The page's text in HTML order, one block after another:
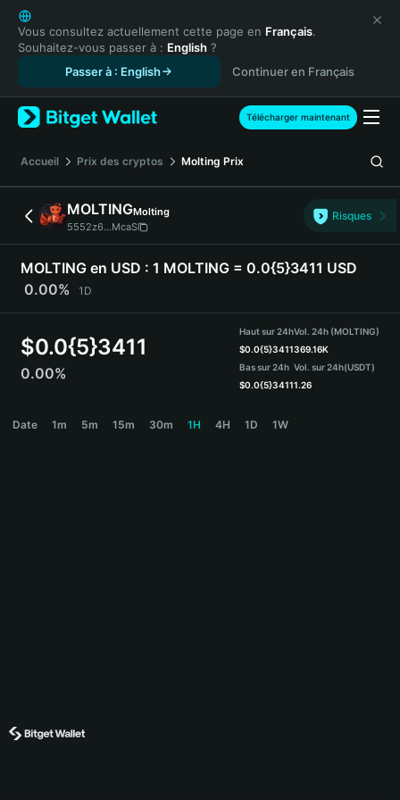
English
日本語
Tiếng Việt
Español (Latinoamérica)
Türkçe
Français
Deutsch
简体中文
繁體中文
Português (Portugal)
Bahasa Indonesia
ภาษาไทย
हिन्दी
Español
Português (Brasil)
Vous consultez actuellement cette page en Français.
Souhaitez-vous passer à : English ?
Passer à : English
Continuer en Français
Télécharger maintenant
Accueil Prix des cryptos Molting Prix
MOLTINGMolting
5552z6...McaS
Risques
MOLTING en USD : 1 MOLTING = 0.0{5}3411 USD
0.00%
1D
$0.0{5}3411
0.00%
Haut sur 24h
$0.0{5}3411
Bas sur 24h
$0.0{5}3411
Vol. 24h (MOLTING)
369.16K
Vol. sur 24h(USDT)
1.26
Date 1m 5m 15m 30m 1H 4H 1D 1W